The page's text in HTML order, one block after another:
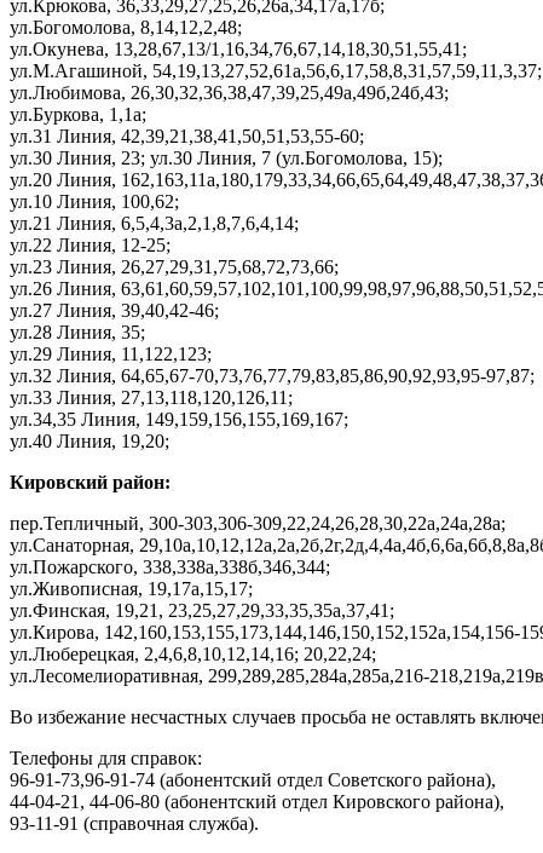
ул.Крюкова, 36,33,29,27,25,26,26а,34,17а,17б;
ул.Богомолова, 8,14,12,2,48;
ул.Окунева, 13,28,67,13/1,16,34,76,67,14,18,30,51,55,41;
ул.М.Агашиной, 54,19,13,27,52,61а,56,6,17,58,8,31,57,59,11,3,37;
ул.Любимова, 26,30,32,36,38,47,39,25,49а,49б,24б,43;
ул.Буркова, 1,1а;
ул.31 Линия, 42,39,21,38,41,50,51,53,55-60;
ул.30 Линия, 23; ул.30 Линия, 7 (ул.Богомолова, 15);
ул.20 Линия,
ул.10 Линия, 100,62;
ул.21 Линия, 6,5,4,3а,2,1,8,7,6,4,14;
ул.22 Линия, 12-25;
ул.23 Линия, 26,27,29,31,75,68,72,73,66;
ул.26 Линия,
ул.27 Линия, 39,40,42-46;
ул.28 Линия, 35;
ул.29 Линия, 11,122,123;
ул.32 Линия, 64,65,67-70,73,76,77,79,83,85,86,90,92,93,95-97,87;
ул.33 Линия, 27,13,118,120,126,11;
ул.34,35 Линия, 149,159,156,155,169,167;
ул.40 Линия, 19,20;
Кировский район:
пер.Тепличный, 300-303,306-309,22,24,26,28,30,22а,24а,28а;
ул.Санаторная,
ул.Пожарского, 338,338а,338б,346,344;
ул.Живописная, 19,17а,15,17;
ул.Финская, 19,21, 23,25,27,29,33,35,35а,37,41;
ул.Кирова, 142,160,153,155,173,144,146,150,152,152а,154,156-
ул.Люберецкая, 2,4,6,8,10,12,14,16; 20,22,24;
ул.Лесомелиоративная, 299,289,285,284а,285а,216-
Во избежание несчастных случаев просьба не оставлять
Телефоны для справок:
96-91-73,96-91-74 (абонентский отдел Советского района),
44-04-21, 44-06-80 (абонентский отдел Кировского района),
93-11-91 (справочная служба).